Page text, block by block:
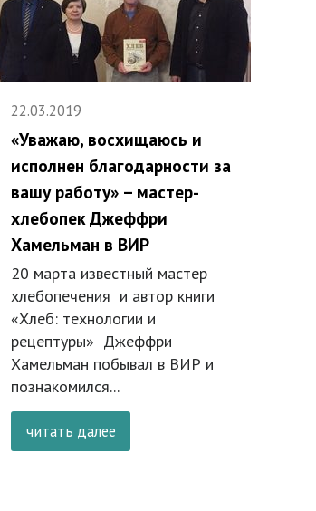
22.03.2019
«Уважаю, восхищаюсь и
исполнен благодарности за
вашу работу» – мастер-
хлебопек Джеффри
Хамельман в ВИР
20 марта известный мастер
хлебопечения и автор книги
«Хлеб: технологии и
рецептуры» Джеффри
Хамельман побывал в ВИР и
познакомился...
читать далее